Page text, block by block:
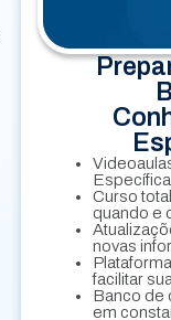
Curso
quando e
novas
facilitar
Banco de
em